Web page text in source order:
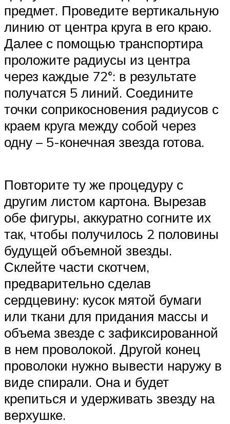
предмет. Проведите вертикальную
линию от центра круга в его краю.
Далее с помощью транспортира
проложите радиусы из центра
через каждые 72°: в результате
получатся 5 линий. Соедините
точки соприкосновения радиусов с
краем круга между собой через
одну – 5-конечная звезда готова.
Повторите ту же процедуру с
другим листом картона. Вырезав
обе фигуры, аккуратно согните их
так, чтобы получилось 2 половины
будущей объемной звезды.
Склейте части скотчем,
предварительно сделав
сердцевину: кусок мятой бумаги
или ткани для придания массы и
объема звезде с зафиксированной
в нем проволокой. Другой конец
проволоки нужно вывести наружу в
виде спирали. Она и будет
крепиться и удерживать звезду на
верхушке.